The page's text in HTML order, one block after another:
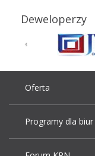
Deweloperzy
Oferta
Programy dla biur